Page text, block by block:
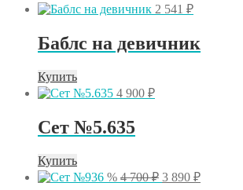
2 541 ₽
Баблс на девичник
Купить
4 900 ₽
Сет №5.635
Купить
% 4 700₽ Первоначальная
3 890 ₽Текущая